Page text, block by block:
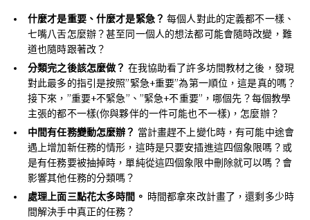
什麼才是重要、什麼才是緊急？ 每個人對此的定義都不一樣、
七嘴八舌怎麼辦？甚至同一個人的想法都可能會隨時改變，難
道也隨時跟著改？
分類完之後該怎麼做？ 在我協助看了許多坊間教材之後，發現
對此最多的指引是按照”緊急+重要”為第一順位，這是真的嗎？
接下來，”重要+不緊急”、”緊急+不重要”，哪個先？每個教學
主張的都不一樣(你與夥伴的一件可能也不一樣)，怎麼辦？
中間有任務變動怎麼辦？ 當計畫趕不上變化時，有可能中途會
遇上增加新任務的情形，這時是只要安插進這四個象限嗎？或
是有任務要被抽掉時，單純從這四個象限中刪除就可以嗎？會
影響其他任務的分類嗎？
處理上面三點花太多時間。 時間都拿來改計畫了，還剩多少時
間解決手中真正的任務？